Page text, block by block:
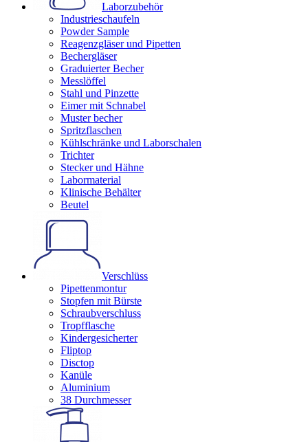
Laborzubehör
Industrieschaufeln
Powder Sample
Reagenzgläser und Pipetten
Bechergläser
Graduierter Becher
Messlöffel
Stahl und Pinzette
Eimer mit Schnabel
Muster becher
Spritzflaschen
Kühlschränke und Laborschalen
Trichter
Stecker und Hähne
Labormaterial
Klinische Behälter
Beutel
Verschlüss
Pipettenmontur
Stopfen mit Bürste
Schraubverschluss
Tropfflasche
Kindergesicherter
Fliptop
Disctop
Kanüle
Aluminium
38 Durchmesser